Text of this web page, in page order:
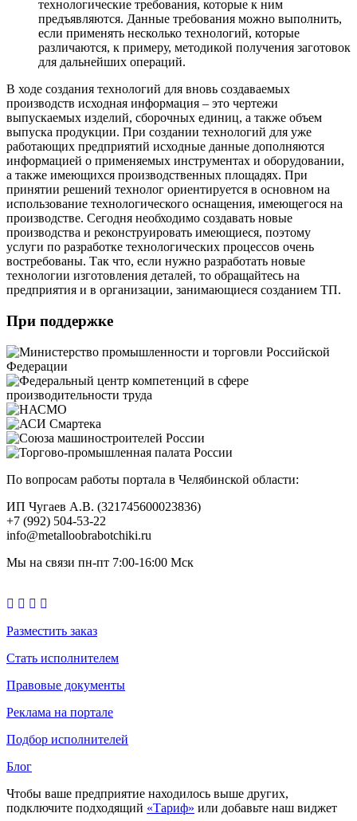
технологические требования, которые к ним
предъявляются. Данные требования можно выполнить,
если применять несколько технологий, которые
различаются, к примеру, методикой получения заготовок
для дальнейших операций.
В ходе создания технологий для вновь создаваемых
производств исходная информация – это чертежи
выпускаемых изделий, сборочных единиц, а также объем
выпуска продукции. При создании технологий для уже
работающих предприятий исходные данные дополняются
информацией о применяемых инструментах и оборудовании,
а также имеющихся производственных площадях. При
принятии решений технолог ориентируется в основном на
использование технологического оснащения, имеющегося на
производстве. Сегодня необходимо создавать новые
производства и реконструировать имеющиеся, поэтому
услуги по разработке технологических процессов очень
востребованы. Так что, если нужно разработать новые
технологии изготовления деталей, то обращайтесь на
предприятия и в организации, занимающиеся созданием ТП.
При поддержке
По вопросам работы портала в Челябинской области:
ИП Чугаев А.В. (321745600023836)
+7 (992) 504-53-22
info@metalloobrabotchiki.ru
Мы на связи пн-пт 7:00-16:00 Мск
Разместить заказ
Стать исполнителем
Правовые документы
Реклама на портале
Подбор исполнителей
Блог
Чтобы ваше предприятие находилось выше других,
подключите подходящий «Тариф» или добавьте наш виджет